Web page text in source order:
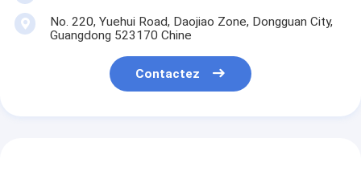
No. 220, Yuehui Road, Daojiao Zone, Dongguan City,
Guangdong 523170 Chine
Contactez